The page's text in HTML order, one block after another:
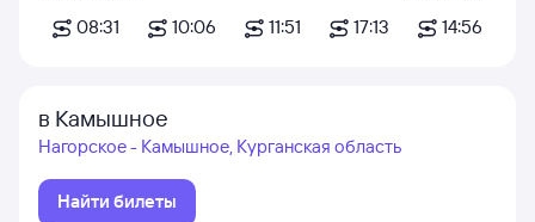
08:31
10:06 11:51 17:13
14:56
в Камышное
Нагорское - Камышное, Курганская область
Найти билеты